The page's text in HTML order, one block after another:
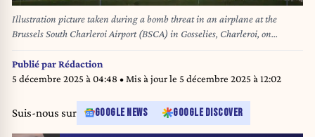
Illustration picture taken during a bomb threat in an airplane at the
Brussels South Charleroi Airport (BSCA) in Gosselies, Charleroi, on
Tuesday 13 May 2025. According to the first information an airplane is
being searched, the runway has been closed and operations suspended.
BELGA PHOTO VIRGINIE LEFOUR
Publié parRédaction
5 décembre 2025 à 04:48 • Mis à jour le 5 décembre 2025 à 12:02
Suis-nous sur GOOGLE NEWS GOOGLE DISCOVER